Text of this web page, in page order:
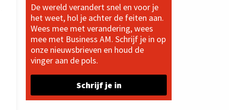
De wereld verandert snel en voor je
het weet, hol je achter de feiten aan.
Wees mee met verandering, wees
mee met Business AM. Schrijf je in op
onze nieuwsbrieven en houd de
vinger aan de pols.
Schrijf je in